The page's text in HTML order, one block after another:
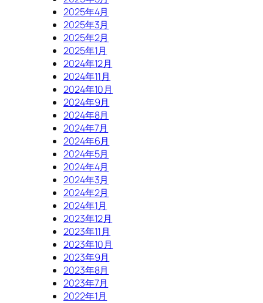
2025年4月
2025年3月
2025年2月
2025年1月
2024年12月
2024年11月
2024年10月
2024年9月
2024年8月
2024年7月
2024年6月
2024年5月
2024年4月
2024年3月
2024年2月
2024年1月
2023年12月
2023年11月
2023年10月
2023年9月
2023年8月
2023年7月
2022年1月